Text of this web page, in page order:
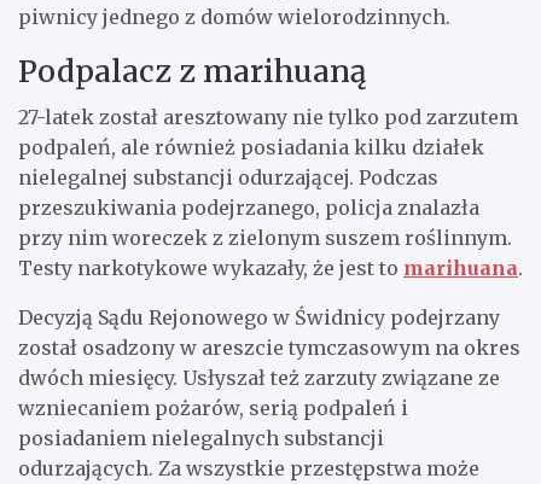
piwnicy jednego z domów wielorodzinnych.
Podpalacz z marihuaną
27-latek został aresztowany nie tylko pod zarzutem
podpaleń, ale również posiadania kilku działek
nielegalnej substancji odurzającej. Podczas
przeszukiwania podejrzanego, policja znalazła
przy nim woreczek z zielonym suszem roślinnym.
Testy narkotykowe wykazały, że jest to marihuana.
Decyzją Sądu Rejonowego w Świdnicy podejrzany
został osadzony w areszcie tymczasowym na okres
dwóch miesięcy. Usłyszał też zarzuty związane ze
wzniecaniem pożarów, serią podpaleń i
posiadaniem nielegalnych substancji
odurzających. Za wszystkie przestępstwa może